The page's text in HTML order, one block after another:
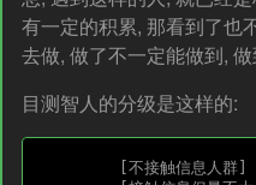
有一定的积累, 那看到了也
去做, 做了不一定能做到,
目测智人的分级是这样的: